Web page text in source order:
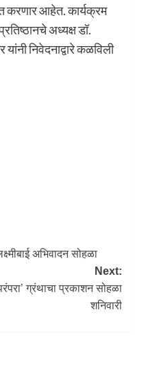
करणार आहेत. कार्यक्रम
अध्यक्ष डॉ.
निवेदनाद्वारे कळविली
अभिवादन सोहळा
Next:
ग्रंथाचा प्रकाशन सोहळा
शनिवारी